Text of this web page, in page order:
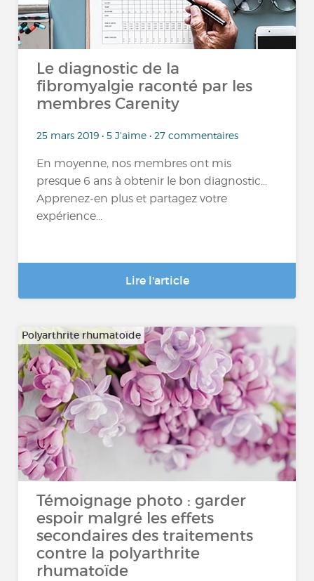
Le diagnostic de la
fibromyalgie raconté par les
membres Carenity
25 mars 2019 • 5 J'aime • 27 commentaires
En moyenne, nos membres ont mis
presque 6 ans à obtenir le bon diagnostic...
Apprenez-en plus et partagez votre
expérience...
Lire l'article
Polyarthrite rhumatoïde
Témoignage photo : garder
espoir malgré les effets
secondaires des traitements
contre la polyarthrite
rhumatoïde